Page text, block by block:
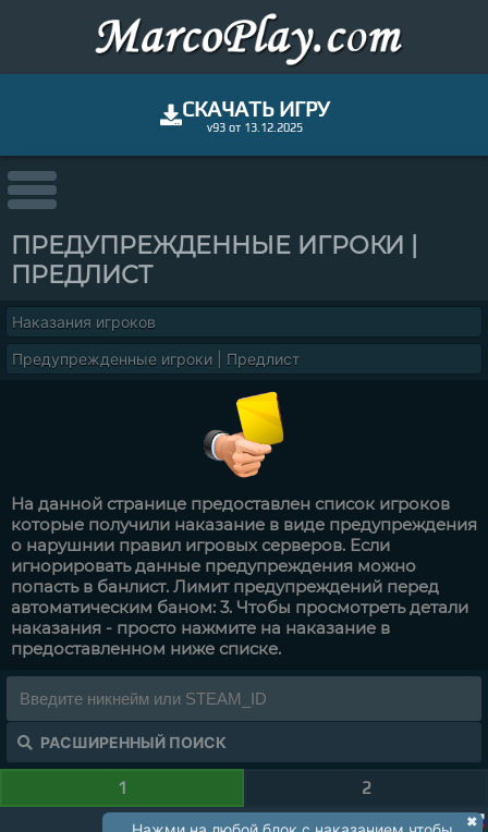
СКАЧАТЬ ИГРУ
v93 от 13.12.2025
ПРЕДУПРЕЖДЕННЫЕ ИГРОКИ |
ПРЕДЛИСТ
Наказания игроков
Предупрежденные игроки | Предлист
На данной странице предоставлен список игроков
которые получили наказание в виде предупреждения
о нарушнии правил игровых серверов. Если
игнорировать данные предупреждения можно
попасть в банлист. Лимит предупреждений перед
автоматическим баном: 3. Чтобы просмотреть детали
наказания - просто нажмите на наказание в
предоставленном ниже списке.
РАСШИРЕННЫЙ ПОИСК
1 2
✖